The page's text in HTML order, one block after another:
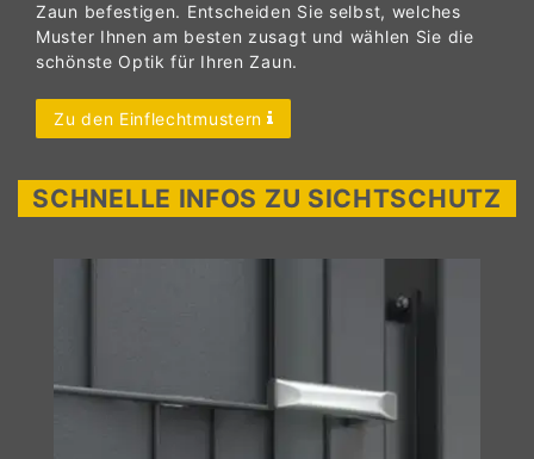
Zaun befestigen. Entscheiden Sie selbst, welches
Muster Ihnen am besten zusagt und wählen Sie die
schönste Optik für Ihren Zaun.
Zu den Einflechtmustern
SCHNELLE INFOS ZU SICHTSCHUTZ